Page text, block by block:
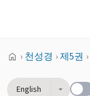
› 천성경 ›제5권 ›
English